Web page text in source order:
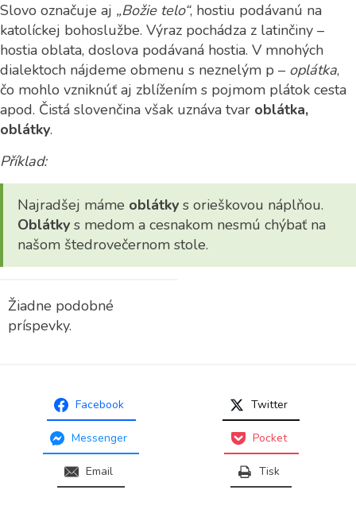
Slovo označuje aj „Božie telo“, hostiu podávanú na
katolíckej bohoslužbe. Výraz pochádza z latinčiny –
hostia oblata, doslova podávaná hostia. V mnohých
dialektoch nájdeme obmenu s neznelým p – oplátka,
čo mohlo vzniknúť aj zblížením s pojmom plátok cesta
apod. Čistá slovenčina však uznáva tvar oblátka,
oblátky.
Příklad:
Najradšej máme oblátky s orieškovou náplňou.
Oblátky s medom a cesnakom nesmú chýbať na
našom štedrovečernom stole.
Žiadne podobné
príspevky.
Facebook Twitter
Messenger Pocket
Email Tisk